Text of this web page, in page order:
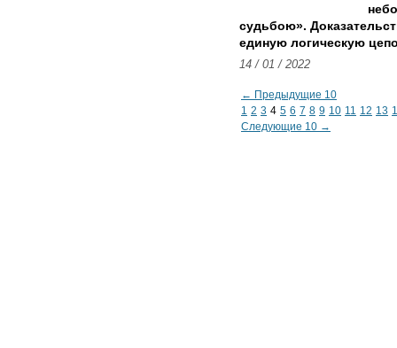
судьбою».
единую логическую
14 / 01 / 2022
← Предыдущие 10
1 2 3 4 5 6 7 8 9 10 11 12 13
Следующие 10 →